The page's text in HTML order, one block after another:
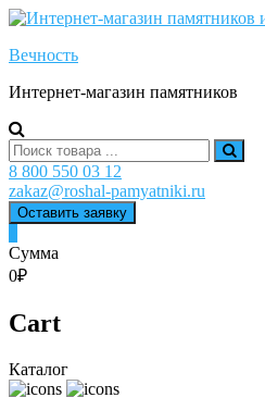
Skip
content
Вечность
Интернет-магазин памятников
Search
for:
8 800 550 03 12
zakaz@roshal-pamyatniki.ru
Оставить заявку
Сумма
0₽
Cart
Каталог